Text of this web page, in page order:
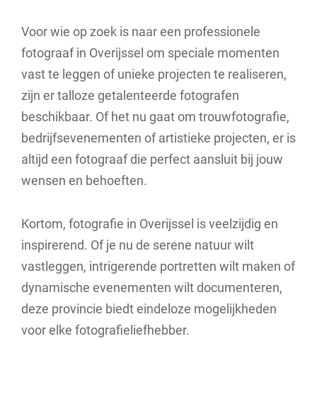
Voor wie op zoek is naar een professionele
fotograaf in Overijssel om speciale momenten
vast te leggen of unieke projecten te realiseren,
zijn er talloze getalenteerde fotografen
beschikbaar. Of het nu gaat om trouwfotografie,
bedrijfsevenementen of artistieke projecten, er is
altijd een fotograaf die perfect aansluit bij jouw
wensen en behoeften.
Kortom, fotografie in Overijssel is veelzijdig en
inspirerend. Of je nu de serene natuur wilt
vastleggen, intrigerende portretten wilt maken of
dynamische evenementen wilt documenteren,
deze provincie biedt eindeloze mogelijkheden
voor elke fotografieliefhebber.